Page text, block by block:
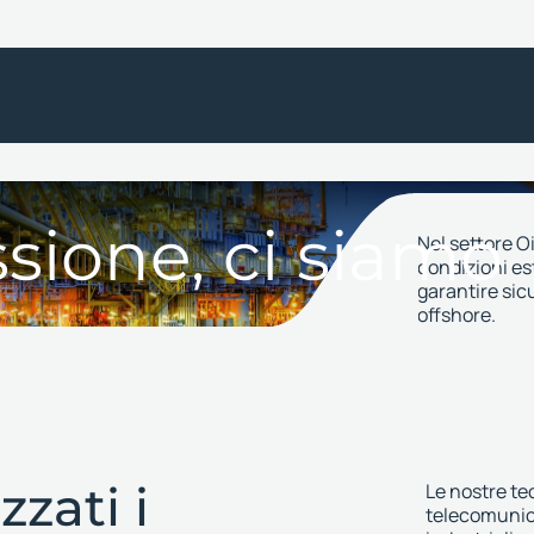
ci siamo
Nel settore
condizioni
garantire
offshore.
i
Le nostre